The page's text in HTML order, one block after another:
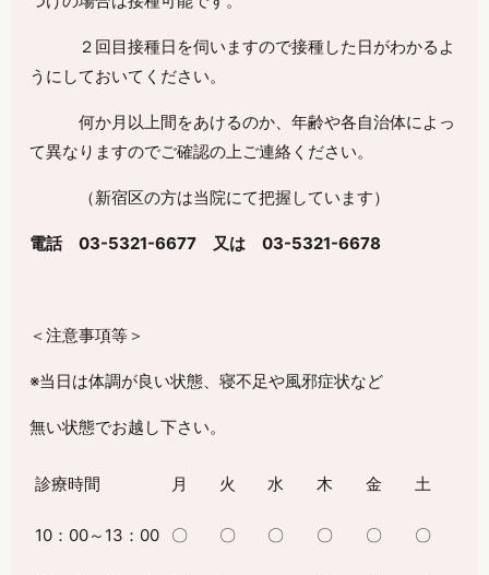
２回目接種日を伺いますので接種した日がわかるよ
うにしておいてください。
何か月以上間をあけるのか、年齢や各自治体によっ
て異なりますのでご確認の上ご連絡ください。
（新宿区の方は当院にて把握しています）
電話03-5321-6677 又は03-5321-6678
＜注意事項等＞
※当日は体調が良い状態、寝不足や風邪症状など
無い状態でお越し下さい。
診療時間 月 火 水 木 金 土
10： 00～ 13 ： 00 〇 〇 〇 〇 〇 〇